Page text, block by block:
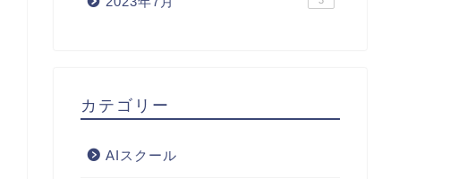
カテゴリー
AIスクール